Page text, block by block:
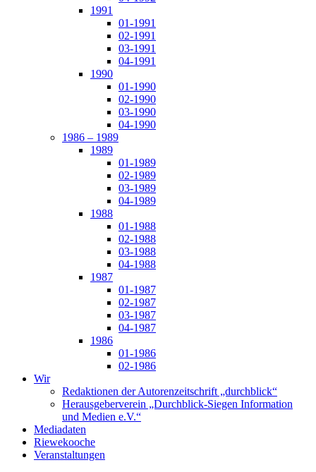
1991
01-1991
02-1991
03-1991
04-1991
1990
01-1990
02-1990
03-1990
04-1990
1986 – 1989
1989
01-1989
02-1989
03-1989
04-1989
1988
01-1988
02-1988
03-1988
04-1988
1987
01-1987
02-1987
03-1987
04-1987
1986
01-1986
02-1986
Wir
Redaktionen der Autorenzeitschrift „durchblick“
Herausgeberverein „Durchblick-Siegen Information
und Medien e.V.“
Mediadaten
Riewekooche
Veranstaltungen